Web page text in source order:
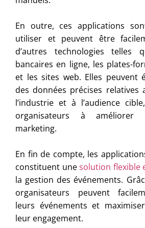
En outre, ces applications
utiliser et peuvent être
d’autres technologies telles
bancaires en ligne, les plates-
et les sites web. Elles peuvent
des données précises relatives
l’industrie et à l’audience
organisateurs à améliorer
marketing.
En fin de compte, les
constituent unesolution flexible
la gestion des événements.
organisateurs peuvent
leurs événements et
leur engagement.